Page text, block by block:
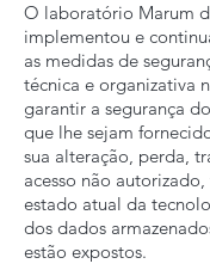
O laboratório Marum
implementou e
as medidas de
técnica e organizativa
garantir a segurança
que lhe sejam
sua alteração, perda,
acesso não
estado atual da
dos dados
estão expostos.